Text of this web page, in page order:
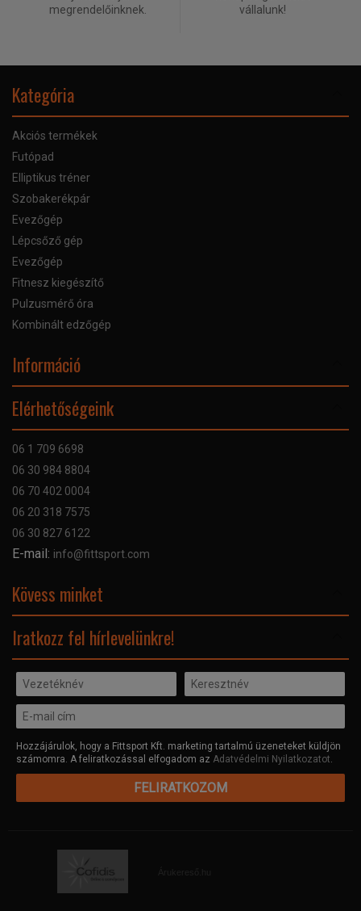
megrendelőinknek.
vállalunk!
Kategória
Akciós termékek
Futópad
Elliptikus tréner
Szobakerékpár
Evezőgép
Lépcsőző gép
Evezőgép
Fitnesz kiegészítő
Pulzusmérő óra
Kombinált edzőgép
Információ
Bankkártyás fizetés
Adatvédelmi nyilatkozat
Elérhetőségeink
06 1 709 6698
06 30 984 8804
06 70 402 0004
06 20 318 7575
06 30 827 6122
E-mail: info@fittsport.com
Kövess minket
Iratkozz fel hírlevelünkre!
Hozzájárulok, hogy a Fittsport Kft. marketing tartalmú üzeneteket küldjön
számomra. A feliratkozással elfogadom az Adatvédelmi Nyilatkozatot.
FELIRATKOZOM